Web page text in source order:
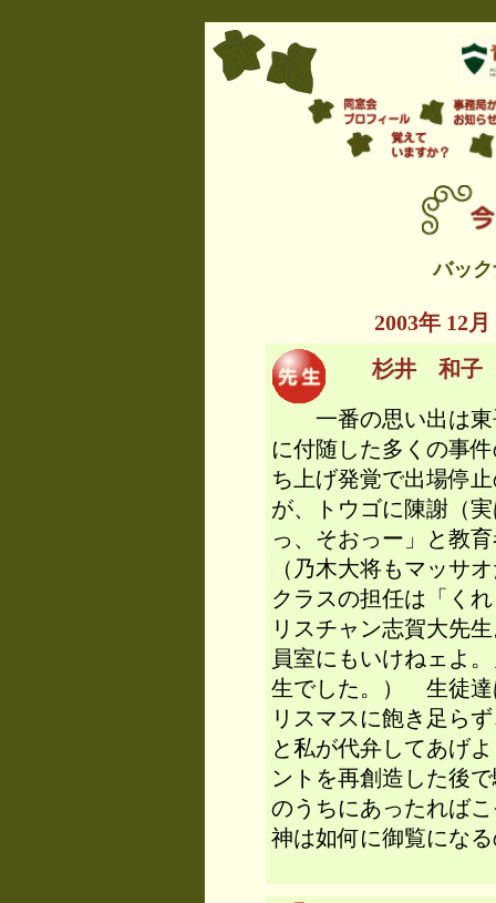
バッ
2003年 12
杉井 和子
一番の思い出は東
に付随した多くの事
ち上げ発覚で出場停
が、トウゴに陳謝（
っ、そおっー」と教
（乃木大将もマッサ
クラスの担任は「く
リスチャン志賀大先
員室にもいけねェよ
生でした。） 生徒達
リスマスに飽き足ら
と私が代弁してあげ
ントを再創造した後
のうちにあったれば
神は如何に御覧にな